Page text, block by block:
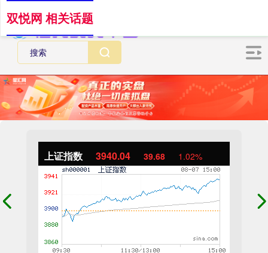
上证指数 3940.04 39.68 1.02%
双悦网 相关话题